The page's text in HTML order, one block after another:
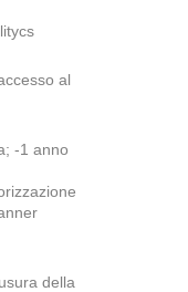
al
-1 anno
della